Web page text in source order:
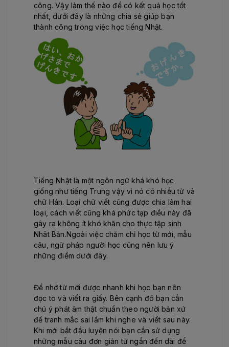
công. Vậy làm thế nào để có kết quả học tốt
nhất, dưới đây là những chia sẻ giúp bạn
thành công trong việc học tiếng Nhật.
Tiếng Nhật là một ngôn ngữ khá khó học
giống như tiếng Trung vậy vì nó có nhiều từ và
chữ Hán. Loại chữ viết cũng được chia làm hai
loại, cách viết cũng khá phức tạp điều này đã
gây ra không ít khó khăn cho thực tập sinh
Nhât Bản.Ngoài việc chăm chỉ học từ mới, mẫu
câu, ngữ pháp người học cũng nên lưu ý
những điểm dưới đây.
Để nhớ từ mới được nhanh khi học bạn nên
đọc to và viết ra giấy. Bên cạnh đó bạn cần
chú ý phát âm thật chuẩn theo người bản xứ
để tranh mắc sai lầm khi nghe và viết sau này.
Khi mới bắt đầu luyện nói bạn cần sử dụng
những mẫu câu đơn giản từ ngắn đến dài để